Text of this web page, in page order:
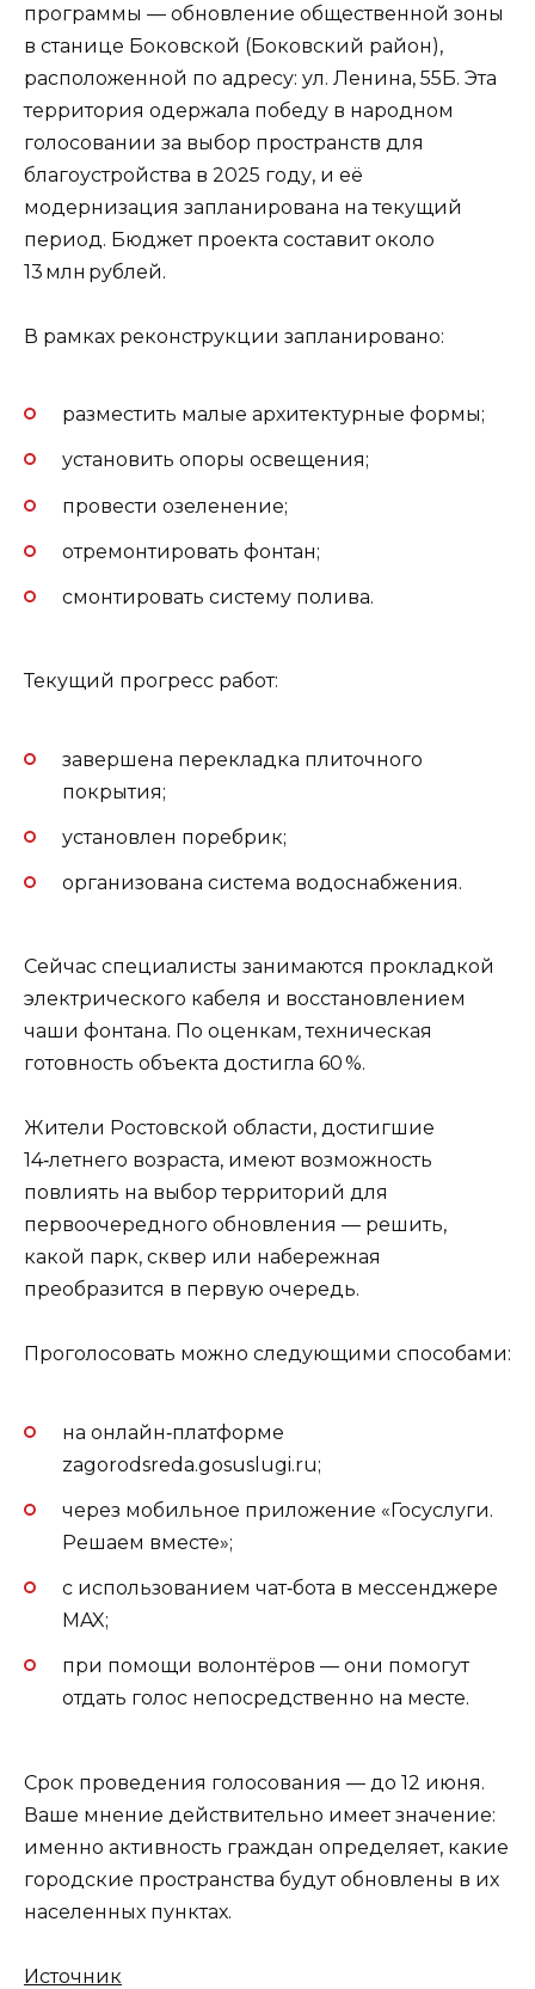
программы — обновление общественной зоны
в станице Боковской (Боковский район),
расположенной по адресу: ул. Ленина, 55Б. Эта
территория одержала победу в народном
голосовании за выбор пространств для
благоустройства в 2025 году, и её
модернизация запланирована на текущий
период. Бюджет проекта составит около
13 млн рублей.
В рамках реконструкции запланировано:
разместить малые архитектурные формы;
установить опоры освещения;
провести озеленение;
отремонтировать фонтан;
смонтировать систему полива.
Текущий прогресс работ:
завершена перекладка плиточного
покрытия;
установлен поребрик;
организована система водоснабжения.
Сейчас специалисты занимаются прокладкой
электрического кабеля и восстановлением
чаши фонтана. По оценкам, техническая
готовность объекта достигла 60 %.
Жители Ростовской области, достигшие
14‑летнего возраста, имеют возможность
повлиять на выбор территорий для
первоочередного обновления — решить,
какой парк, сквер или набережная
преобразится в первую очередь.
Проголосовать можно следующими способами:
на онлайн‑платформе
zagorodsreda.gosuslugi.ru;
через мобильное приложение «Госуслуги.
Решаем вместе»;
с использованием чат‑бота в мессенджере
MAX;
при помощи волонтёров — они помогут
отдать голос непосредственно на месте.
Срок проведения голосования — до 12 июня.
Ваше мнение действительно имеет значение:
именно активность граждан определяет, какие
городские пространства будут обновлены в их
населенных пунктах.
Источник